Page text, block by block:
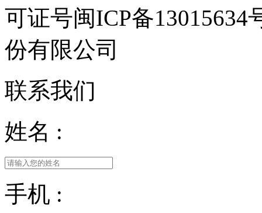
可证号闽ICP备
份有限公司
联系我们
姓名 :
手机 :